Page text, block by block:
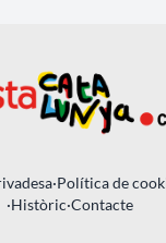
·Política de
·Històric·Contacte